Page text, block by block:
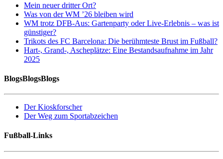
Mein neuer dritter Ort?
Was von der WM ’26 bleiben wird
WM trotz DFB-Aus: Gartenparty oder Live-Erlebnis – was ist
günstiger?
Trikots des FC Barcelona: Die berühmteste Brust im Fußball?
Hart-, Grand-, Ascheplätze: Eine Bestandsaufnahme im Jahr
2025
BlogsBlogsBlogs
Der Kioskforscher
Der Weg zum Sportabzeichen
Fußball-Links